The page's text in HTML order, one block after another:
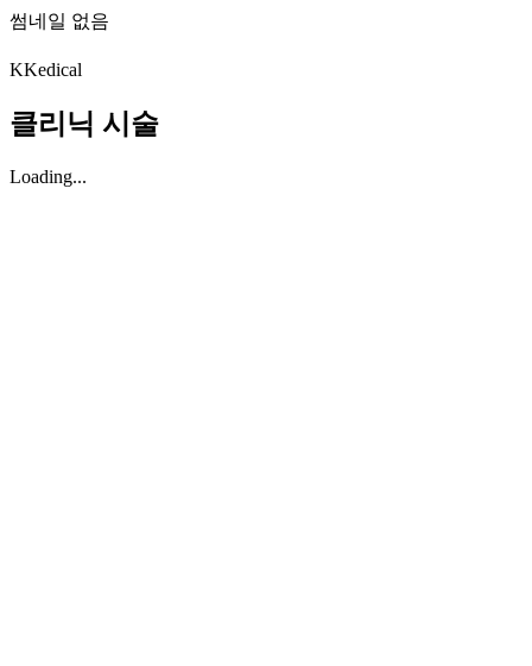
썸네일 없음
KKedical
클리닉 시술
Loading...